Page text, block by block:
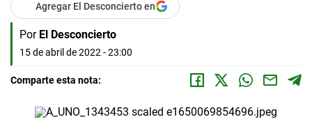
Agregar El Desconcierto en
Por El Desconcierto
15 de abril de 2022 - 23:00
Comparte esta nota: